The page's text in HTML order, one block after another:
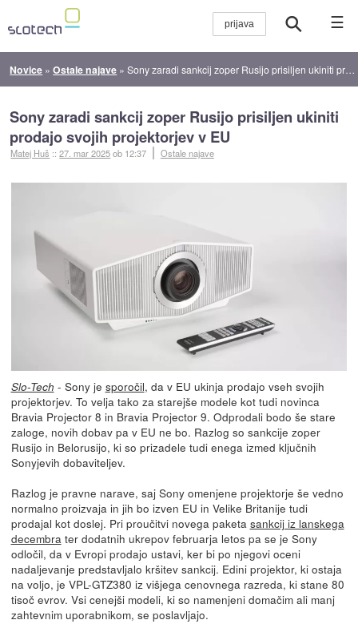
☰
Novice »Ostale najave »Sony zaradi sankcij zoper Rusijo prisiljen ukiniti prodajo svojih projektorjev v EU
Sony zaradi sankcij zoper Rusijo prisiljen ukiniti
prodajo svojih projektorjev v EU
Matej Huš ::27. mar 2025ob 12:37 Ostale najave
Slo-Tech - Sony je sporočil, da v EU ukinja prodajo vseh svojih
projektorjev. To velja tako za starejše modele kot tudi novinca
Bravia Projector 8 in Bravia Projector 9. Odprodali bodo še stare
zaloge, novih dobav pa v EU ne bo. Razlog so sankcije zoper
Rusijo in Belorusijo, ki so prizadele tudi enega izmed ključnih
Sonyjevih dobaviteljev.
Razlog je pravne narave, saj Sony omenjene projektorje še vedno
normalno proizvaja in jih bo izven EU in Velike Britanije tudi
prodajal kot doslej. Pri proučitvi novega paketa sankcij iz lanskega
decembrater dodatnih ukrepov februarja letos pa se je Sony
odločil, da v Evropi prodajo ustavi, ker bi po njegovi oceni
nadaljevanje predstavljalo kršitev sankcij. Edini projektor, ki ostaja
na voljo, je VPL-GTZ380 iz višjega cenovnega razreda, ki stane 80
tisoč evrov. Vsi cenejši modeli, ki so namenjeni domačim ali manj
zahtevnim uporabnikom, se poslavljajo.